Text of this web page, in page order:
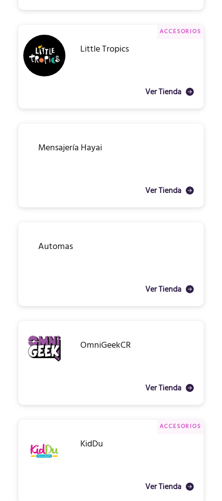
ACCESORIOS
Little Tropics
Ver Tienda
Mensajería Hayai
Ver Tienda
Automas
Ver Tienda
OmniGeekCR
Ver Tienda
ACCESORIOS
KidDu
Ver Tienda